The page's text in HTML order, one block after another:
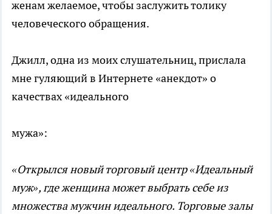
женам желаемое, чтобы заслужить толику
человеческого обращения.
Джилл, одна из моих слушательниц, прислала
мне гуляющий в Интернете «анекдот» о
качествах «идеального
мужа»:
«Открылся новый торговый центр «Идеальный
муж», где женщина может выбрать себе из
множества мужчин идеального. Торговые залы